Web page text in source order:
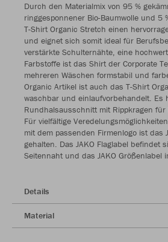
Durch den Materialmix von 95 %
ringgesponnener Bio-Baumwolle und 5
T-Shirt Organic Stretch einen
und eignet sich somit ideal für
verstärkte Schulternähte, eine
Farbstoffe ist das Shirt der Corporate
mehreren Wäschen formstabil und
Organic Artikel ist auch das T-Shirt
waschbar und einlaufvorbehandelt. Es
Rundhalsausschnitt mit Rippkragen
Für vielfältige
mit dem passenden Firmenlogo ist das
gehalten. Das JAKO Flaglabel befindet
Seitennaht und das JAKO Größenlabel
Details
Material